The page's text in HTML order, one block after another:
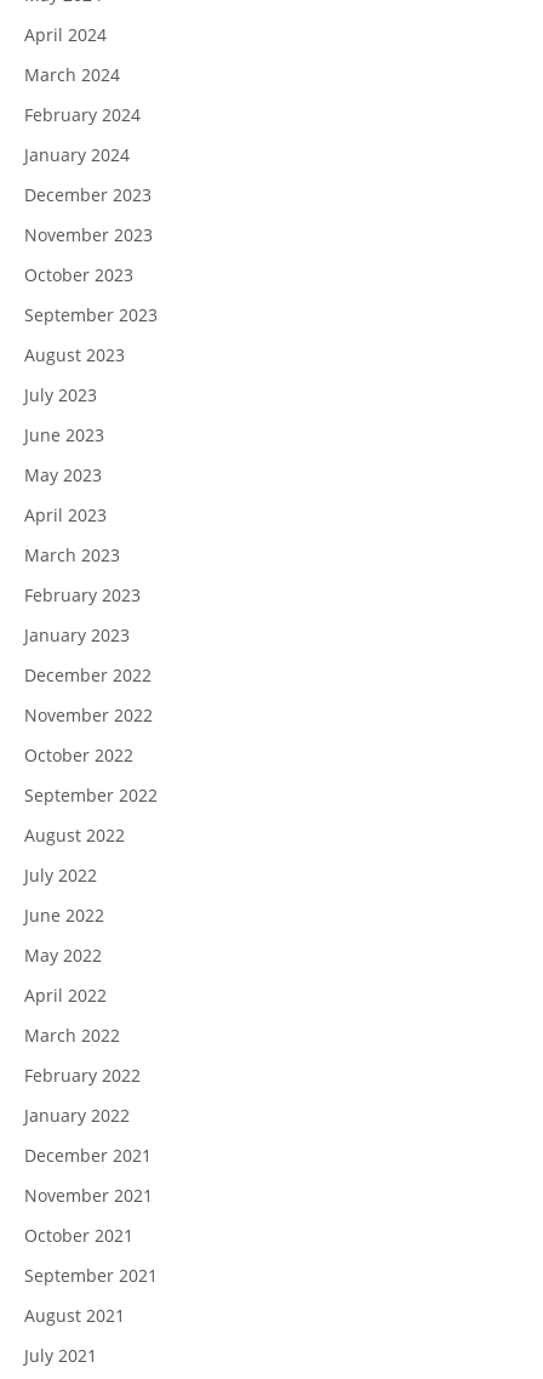
April 2024
March 2024
February 2024
January 2024
December 2023
November 2023
October 2023
September 2023
August 2023
July 2023
June 2023
May 2023
April 2023
March 2023
February 2023
January 2023
December 2022
November 2022
October 2022
September 2022
August 2022
July 2022
June 2022
May 2022
April 2022
March 2022
February 2022
January 2022
December 2021
November 2021
October 2021
September 2021
August 2021
July 2021